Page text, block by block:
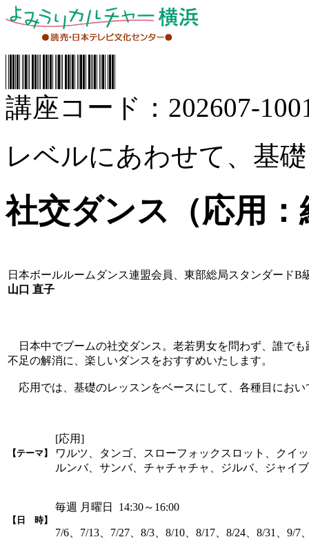
講座コード：202607-
レベルにあわせて、基
社交ダンス（応用
日本ボールルームダンス連盟会員、東部総局スタンダードB
山口 直子
日本中でブームの社交ダンス。老若男女を問わず、誰で
不足の解消に、楽しいダンスをおすすめいたします。
応用では、基礎のレッスンをベースにして、各種目にお
【テーマ】
[応用]
ワルツ、タンゴ、スローフォックスロット、クイ
ルンバ、サンバ、チャチャチャ、ジルバ、ジャイ
【日 時】
毎週 月曜日 14:30～16:00
7/6、7/13、7/27、8/3、8/10、8/17、8/24、8/31、9/7